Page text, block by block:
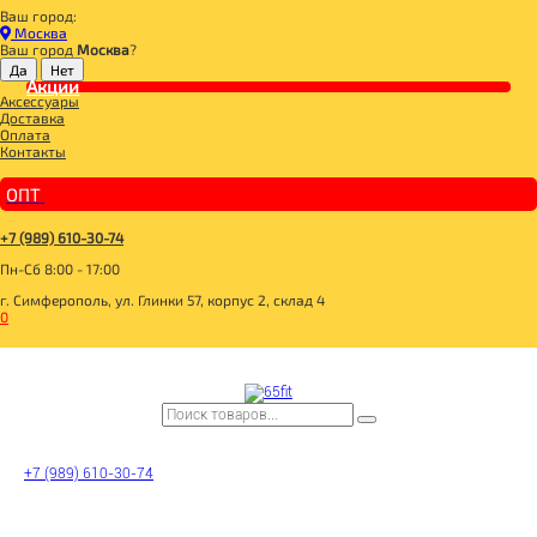
Ваш город:
Москва
Ваш город Москва?
Акции
Аксессуары
Доставка
Оплата
Контакты
ОПТ
+7 (989) 610-30-74
Пн-Сб 8:00 - 17:00
г. Симферополь, ул. Глинки 57, корпус 2, склад 4
0
+7 (989) 610-30-74
Главная
BOMBBAR, CHIKALAB, SNAQ FABRIQ
BOMBBAR, CHIKALAB, SNAQ FABRIQ
__3 SKU 3+1 с 20.07.-31.07.26
BOMBBAR Вафли с начинкой
__20 SKU 2+1 с 07.05.-31.05.26
_BOMBBAR PRO Milk МОЛОКО МАРКИРОВАННОЕ
__20 SKU 2+1 с 28.01.-18.02.26+31.03.26+30.04.26
SNAQ FABRIQ Конфеты Qwikler minis
BOMBBAR Пирожное протеиновое
BOMBBAR EAA Pro
BOMBBAR Изотоник Pro
BOMBBAR Гейнер Pro